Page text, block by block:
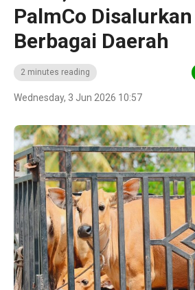
PalmCo
Berbagai Daerah
2 minutes reading
Wednesday, 3 Jun 2026 10:57